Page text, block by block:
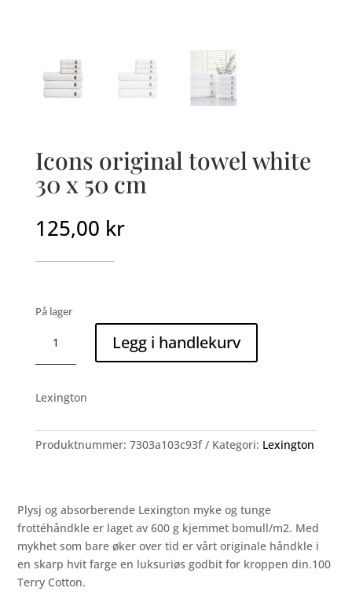
Icons original towel white
30 x 50 cm
125,00 kr
På lager
original
towel
30
50
Legg i handlekurv
Lexington
Produktnummer: 7303a103c93f Kategori: Lexington
Plysj og absorberende Lexington myke og tunge
frottéhåndkle er laget av 600 g kjemmet bomull/m2. Med
mykhet som bare øker over tid er vårt originale håndkle i
en skarp hvit farge en luksuriøs godbit for kroppen din.100
Terry Cotton.